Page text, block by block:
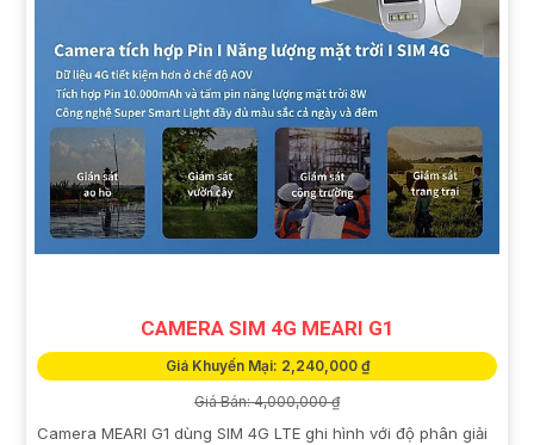
CAMERA SIM 4G MEARI G1
Giá Khuyến Mại: 2,240,000 ₫
Giá Bán: 4,000,000 ₫
Camera MEARI G1 dùng SIM 4G LTE ghi hình với độ phân giải